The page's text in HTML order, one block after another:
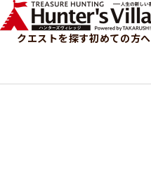
クエストを探す初めての方へ